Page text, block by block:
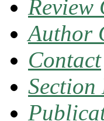
Review
Author
Contact
Section